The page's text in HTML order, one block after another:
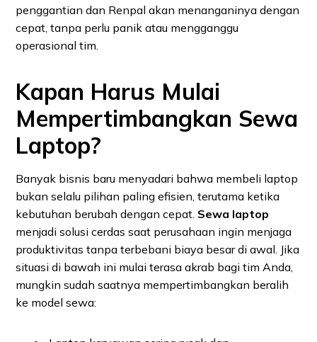
penggantian dan Renpal akan menanganinya dengan
cepat, tanpa perlu panik atau mengganggu
operasional tim.
Kapan Harus Mulai
Mempertimbangkan Sewa
Laptop?
Banyak bisnis baru menyadari bahwa membeli laptop
bukan selalu pilihan paling efisien, terutama ketika
kebutuhan berubah dengan cepat. Sewa laptop
menjadi solusi cerdas saat perusahaan ingin menjaga
produktivitas tanpa terbebani biaya besar di awal. Jika
situasi di bawah ini mulai terasa akrab bagi tim Anda,
mungkin sudah saatnya mempertimbangkan beralih
ke model sewa: